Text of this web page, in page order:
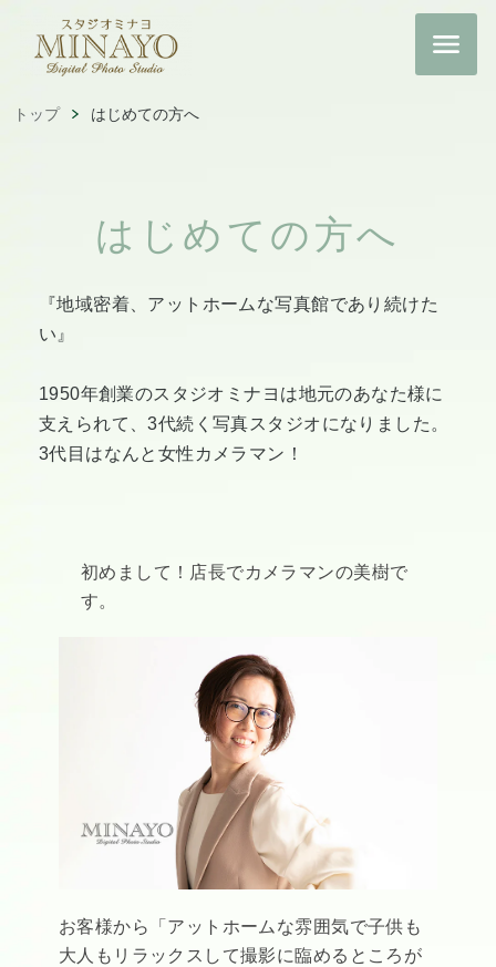
トップ はじめての方へ
はじめての方へ
『地域密着、アットホームな写真館であり続けた
い』
1950年創業のスタジオミナヨは地元のあなた様に
支えられて、3代続く写真スタジオになりました。
3代目はなんと女性カメラマン！
初めまして！店長でカメラマンの美樹で
す。
お客様から「アットホームな雰囲気で子供も
大人もリラックスして撮影に臨めるところが